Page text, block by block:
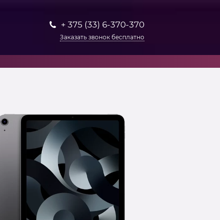
+ 375 (33) 6-370-370
Заказать звонок бесплатно